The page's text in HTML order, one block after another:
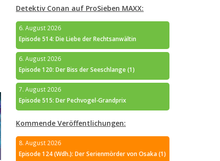
Detektiv Conan auf ProSieben MAXX:
6. August 2026
Episode 514: Die Liebe der Rechtsanwältin
6. August 2026
Episode 120: Der Biss der Seeschlange (1)
7. August 2026
Episode 515: Der Pechvogel-Grandprix
Kommende Veröffentlichungen:
8. August 2026
Episode 124 (Wdh.): Der Serienmörder von Osaka (1)